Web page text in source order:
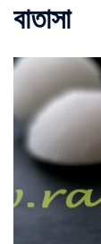
বাতাসা